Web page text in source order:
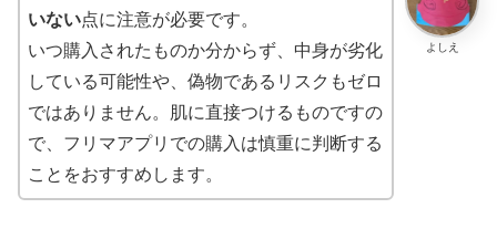
よしえ
いない点に注意が必要です。
いつ購入されたものか分からず、中身が劣化
している可能性や、偽物であるリスクもゼロ
ではありません。肌に直接つけるものですの
で、フリマアプリでの購入は慎重に判断する
ことをおすすめします。